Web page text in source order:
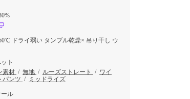
ドライ弱い タンブル乾燥× 吊り干し ウ
ト
素材 / 無地 / ルーズストレート / ワイ
パンツ / ミッドライズ
ル